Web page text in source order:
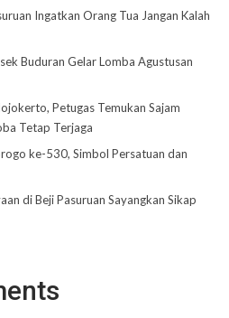
Ingatkan Orang Tua Jangan Kalah
Buduran Gelar Lomba Agustusan
Petugas Temukan Sajam
Tetap Terjaga
ke-530, Simbol Persatuan dan
di Beji Pasuruan Sayangkan Sikap